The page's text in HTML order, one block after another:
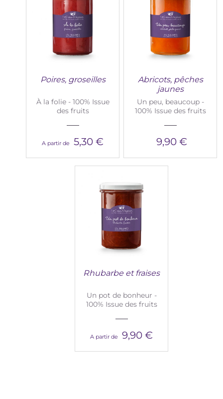
Poires, groseilles
À la folie - 100% Issue
des fruits
A partir de 5,30 €
Abricots, pêches
jaunes
Un peu, beaucoup -
100% Issue des fruits
9,90 €
Rhubarbe et fraises
Un pot de bonheur -
100% Issue des fruits
A partir de 9,90 €